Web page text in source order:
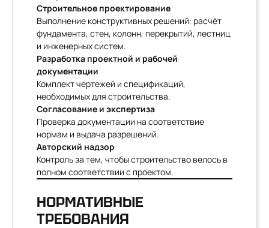
Строительное проектирование
Выполнение конструктивных решений: расчёт
фундамента, стен, колонн, перекрытий, лестниц
и инженерных систем.
Разработка проектной и рабочей
документации
Комплект чертежей и спецификаций,
необходимых для строительства.
Согласование и экспертиза
Проверка документации на соответствие
нормам и выдача разрешений.
Авторский надзор
Контроль за тем, чтобы строительство велось в
полном соответствии с проектом.
НОРМАТИВНЫЕ
ТРЕБОВАНИЯ